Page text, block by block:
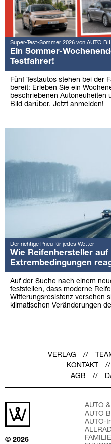
Super-Test-Sommer 2026 von AUTO
Ein Sommer-
Testfahrer!
Fünf Testautos stehen bei der
bereit: Erleben Sie ein
beschriebenen Autoneuheiten
Bild darüber. Jetzt anmelden!
Der richtige Pneu für jedes Wetter
Wie Reifenhersteller auf
Extrembedingungen
Auf der Suche nach einem
feststellen, dass moderne
Witterungsresistenz versehen
klimatischen Veränderungen
VERLAG
KONTAKT
AGB
© 2026
AUTO
AUTO
AUTO-